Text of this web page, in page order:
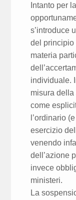
Intanto per
s’introduce
del principio
materia
individuale.
misura della
come
l’ordinario
esercizio
venendo
dell’azione
invece
ministeri.
La